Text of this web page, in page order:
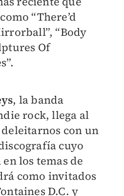
como “There’d
“Body
Of
, la banda
rock, llega al
con un
cuyo
los temas de
como invitados
D.C. y